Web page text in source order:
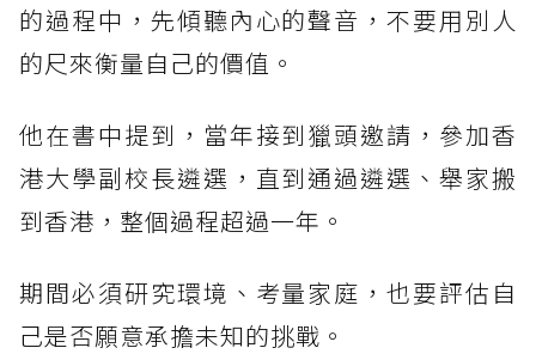
的過程中，先傾聽內心的聲音，不要用別人
的尺來衡量自己的價值。
他在書中提到，當年接到獵頭邀請，參加香
港大學副校長遴選，直到通過遴選、舉家搬
到香港，整個過程超過一年。
期間必須研究環境、考量家庭，也要評估自
己是否願意承擔未知的挑戰。